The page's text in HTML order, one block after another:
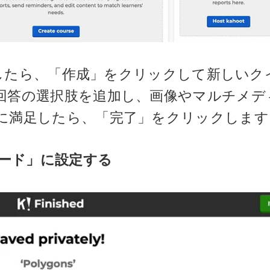
ら、「作成」をクリックして新しいク
の選択肢を追加し、画像やマルチメデ
満足したら、「完了」をクリックしま
ド」に設定する